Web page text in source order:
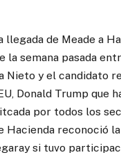
llegada de Meade a
la semana pasada
Nieto y el candidato
Donald Trump que
por todos los
Hacienda reconoció
si tuvo